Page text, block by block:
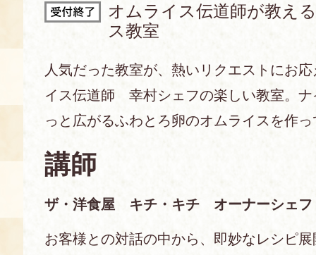
あじわい館とは
京の食文化について
募集中の教室
展示室
オムライス伝道師が教え
ス教室
人気だった教室が、熱いリクエストにお
イス伝道師 幸村シェフの楽しい教室。ナ
っと広がるふわとろ卵のオムライスを作
講師
ザ・洋食屋 キチ・キチ オーナーシェ
お客様との対話の中から、即妙なレシピ